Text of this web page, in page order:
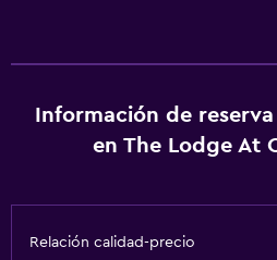
Información de
en The Lodge At
Relación calidad-precio